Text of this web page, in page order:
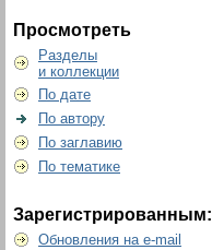
Просмотреть
Разделы
и коллекции
По дате
По автору
По заглавию
По тематике
Зарегистрированным:
Обновления на e-mail